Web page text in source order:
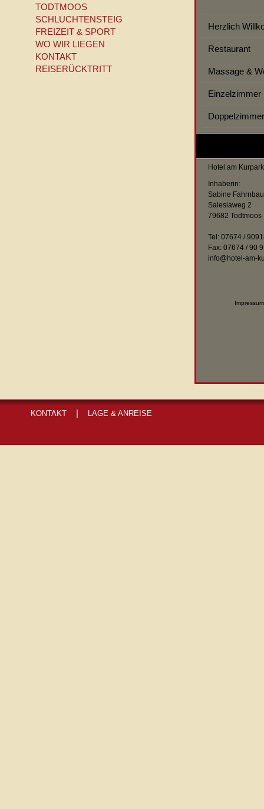
TODTMOOS
SCHLUCHTENSTEIG
FREIZEIT & SPORT
WO WIR LIEGEN
KONTAKT
REISERÜCKTRITT
KONTAKT LAGE & ANREISE